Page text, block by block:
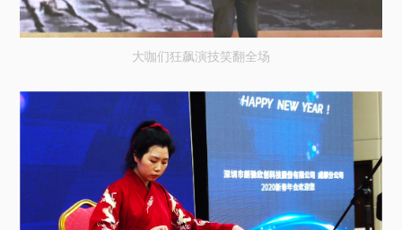
大咖们狂飙演技笑翻全场